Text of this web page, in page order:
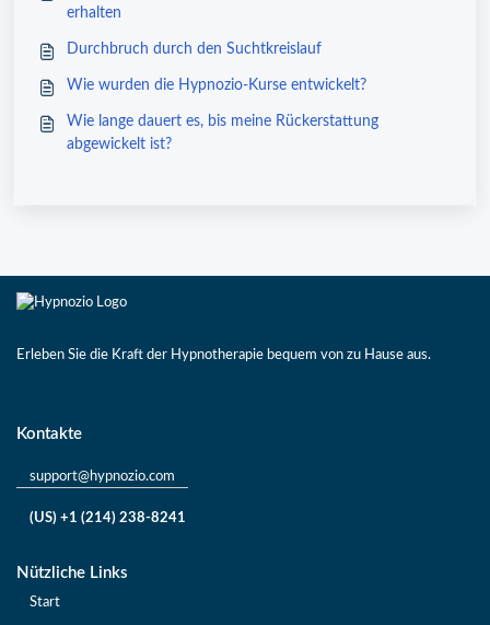
erhalten
Durchbruch durch den Suchtkreislauf
Wie wurden die Hypnozio-Kurse entwickelt?
Wie lange dauert es, bis meine Rückerstattung
abgewickelt ist?
Erleben Sie die Kraft der Hypnotherapie bequem von zu Hause aus.
Kontakte
support@hypnozio.com
(US) +1 (214) 238-8241
Nützliche Links
Start